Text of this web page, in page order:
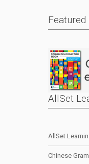
Featured
AllSet
AllSet
Chinese